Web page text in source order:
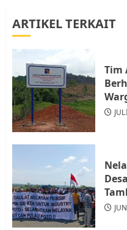
ARTIKEL TERKAIT
Tim
4
5